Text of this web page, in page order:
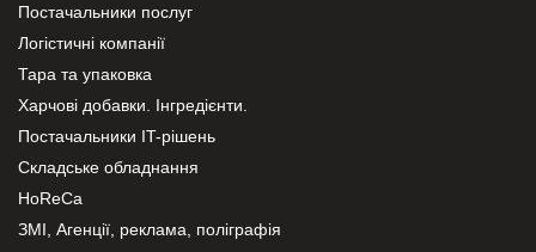
Постачальники послуг
Логістичні компанії
Тара та упаковка
Харчові добавки. Інгредієнти.
Постачальники IT-рішень
Складське обладнання
HoReCa
ЗМІ, Агенції, реклама, поліграфія